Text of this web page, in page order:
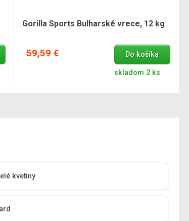
Gorilla Sports Bulharské vrece, 12 kg
59,59 € Do košíka
skladom 2 ks
kvetiny